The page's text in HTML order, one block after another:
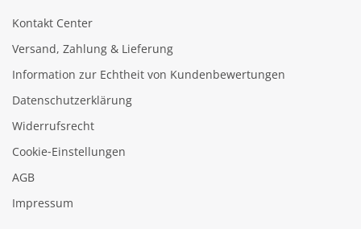
Kontakt Center
Versand, Zahlung & Lieferung
Information zur Echtheit von Kundenbewertungen
Datenschutzerklärung
Widerrufsrecht
Cookie‑Einstellungen
AGB
Impressum